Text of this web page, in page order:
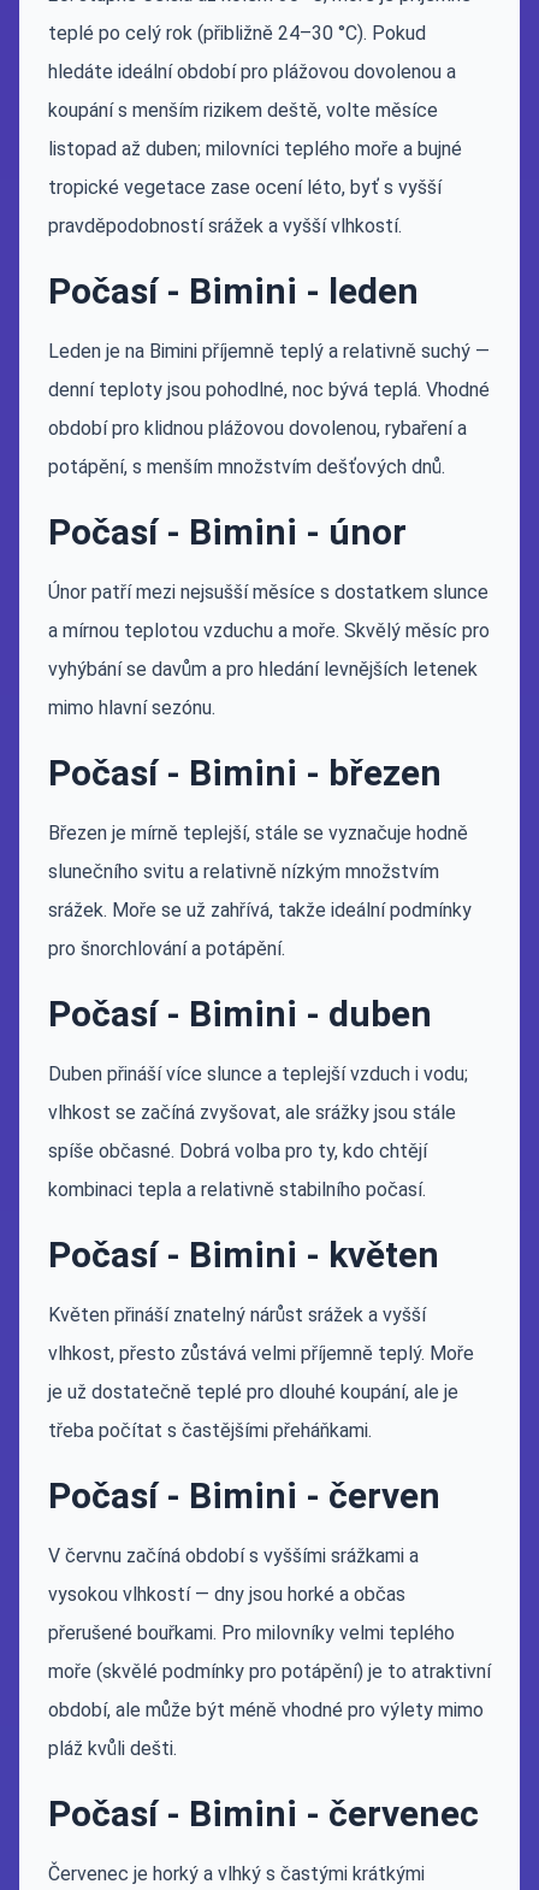
teplé po celý rok (přibližně 24–30 °C). Pokud
hledáte ideální období pro plážovou dovolenou a
koupání s menším rizikem deště, volte měsíce
listopad až duben; milovníci teplého moře a bujné
tropické vegetace zase ocení léto, byť s vyšší
pravděpodobností srážek a vyšší vlhkostí.
Počasí - Bimini - leden
Leden je na Bimini příjemně teplý a relativně suchý —
denní teploty jsou pohodlné, noc bývá teplá. Vhodné
období pro klidnou plážovou dovolenou, rybaření a
potápění, s menším množstvím dešťových dnů.
Počasí - Bimini - únor
Únor patří mezi nejsušší měsíce s dostatkem slunce
a mírnou teplotou vzduchu a moře. Skvělý měsíc pro
vyhýbání se davům a pro hledání levnějších letenek
mimo hlavní sezónu.
Počasí - Bimini - březen
Březen je mírně teplejší, stále se vyznačuje hodně
slunečního svitu a relativně nízkým množstvím
srážek. Moře se už zahřívá, takže ideální podmínky
pro šnorchlování a potápění.
Počasí - Bimini - duben
Duben přináší více slunce a teplejší vzduch i vodu;
vlhkost se začíná zvyšovat, ale srážky jsou stále
spíše občasné. Dobrá volba pro ty, kdo chtějí
kombinaci tepla a relativně stabilního počasí.
Počasí - Bimini - květen
Květen přináší znatelný nárůst srážek a vyšší
vlhkost, přesto zůstává velmi příjemně teplý. Moře
je už dostatečně teplé pro dlouhé koupání, ale je
třeba počítat s častějšími přeháňkami.
Počasí - Bimini - červen
V červnu začíná období s vyššími srážkami a
vysokou vlhkostí — dny jsou horké a občas
přerušené bouřkami. Pro milovníky velmi teplého
moře (skvělé podmínky pro potápění) je to atraktivní
období, ale může být méně vhodné pro výlety mimo
pláž kvůli dešti.
Počasí - Bimini - červenec
Červenec je horký a vlhký s častými krátkými